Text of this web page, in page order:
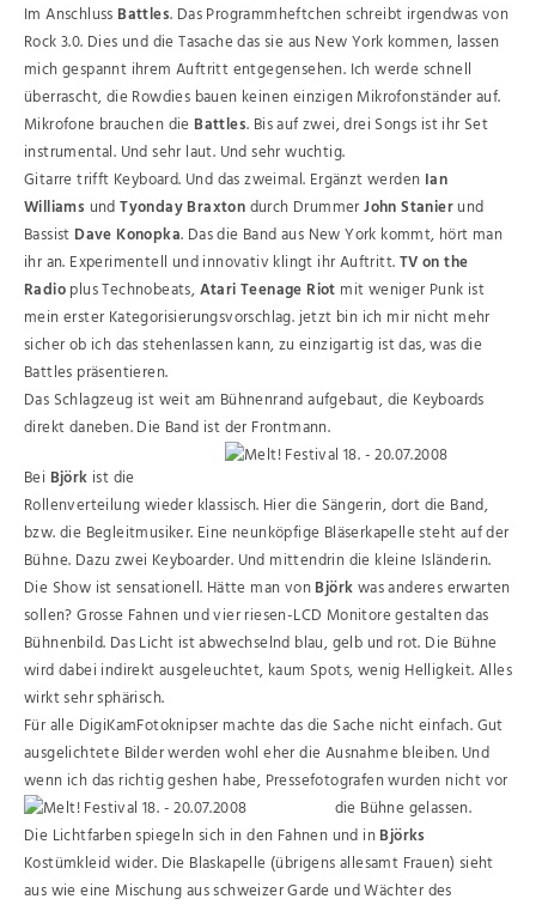
Im Anschluss Battles. Das Programmheftchen schreibt irgendwas von
Rock 3.0. Dies und die Tasache das sie aus New York kommen, lassen
mich gespannt ihrem Auftritt entgegensehen. Ich werde schnell
überrascht, die Rowdies bauen keinen einzigen Mikrofonständer auf.
Mikrofone brauchen die Battles. Bis auf zwei, drei Songs ist ihr Set
instrumental. Und sehr laut. Und sehr wuchtig.
Gitarre trifft Keyboard. Und das zweimal. Ergänzt werden Ian
Williams undTyonday Braxtondurch DrummerJohn Stanierund
Bassist Dave Konopka. Das die Band aus New York kommt, hört man
ihr an. Experimentell und innovativ klingt ihr Auftritt.TV on the
Radioplus Technobeats,Atari Teenage Riot mit weniger Punk ist
mein erster Kategorisierungsvorschlag. jetzt bin ich mir nicht mehr
sicher ob ich das stehenlassen kann, zu einzigartig ist das, was die
Battles präsentieren.
Das Schlagzeug ist weit am Bühnenrand aufgebaut, die Keyboards
direkt daneben. Die Band ist der Frontmann.
Bei Björk ist die
Rollenverteilung wieder klassisch. Hier die Sängerin, dort die Band,
bzw. die Begleitmusiker. Eine neunköpfige Bläserkapelle steht auf der
Bühne. Dazu zwei Keyboarder. Und mittendrin die kleine Isländerin.
Die Show ist sensationell. Hätte man vonBjörkwas anderes erwarten
sollen? Grosse Fahnen und vier riesen-LCD Monitore gestalten das
Bühnenbild. Das Licht ist abwechselnd blau, gelb und rot. Die Bühne
wird dabei indirekt ausgeleuchtet, kaum Spots, wenig Helligkeit. Alles
wirkt sehr sphärisch.
Für alle DigiKamFotoknipser machte das die Sache nicht einfach. Gut
ausgelichtete Bilder werden wohl eher die Ausnahme bleiben. Und
wenn ich das richtig geshen habe, Pressefotografen wurden nicht vor
die Bühne gelassen.
Die Lichtfarben spiegeln sich in den Fahnen und inBjörks
Kostümkleid wider. Die Blaskapelle (übrigens allesamt Frauen) sieht
aus wie eine Mischung aus schweizer Garde und Wächter des